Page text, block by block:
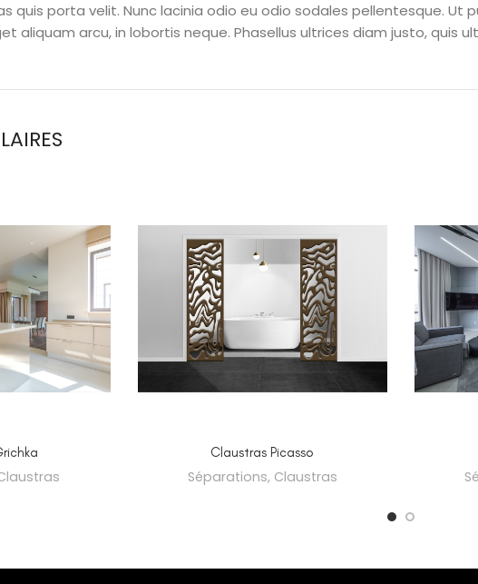
quis porta velit. Nunc lacinia odio eu odio sodales pellentesque.
aliquam arcu, in lobortis neque. Phasellus ultrices diam justo, quis
SELECT OPTIONS
Claustras Picasso
Séparations, Claustras